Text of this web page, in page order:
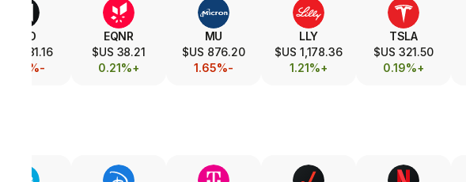
TSLA
321.50 US$
+0.19%
LLY
1,178.36 US$
+1.21%
MU
876.20 US$
-1.65%
EQNR
38.21 US$
+0.21%
AMD
481.16 US$
-0.03%